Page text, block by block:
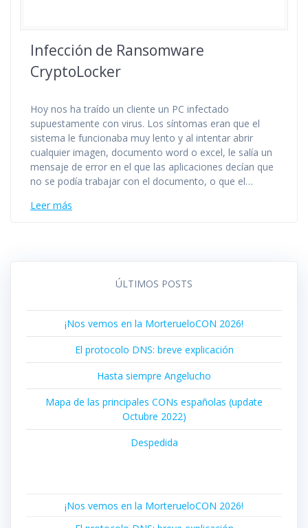
Infección de Ransomware
CryptoLocker
Hoy nos ha traído un cliente un PC infectado
supuestamente con virus. Los síntomas eran que el
sistema le funcionaba muy lento y al intentar abrir
cualquier imagen, documento word o excel, le salía un
mensaje de error en el que las aplicaciones decían que
no se podía trabajar con el documento, o que el…
Leer más
ÚLTIMOS POSTS
¡Nos vemos en la MorterueloCON 2026!
El protocolo DNS: breve explicación
Hasta siempre Angelucho
Mapa de las principales CONs españolas (update
Octubre 2022)
Despedida
¡Nos vemos en la MorterueloCON 2026!